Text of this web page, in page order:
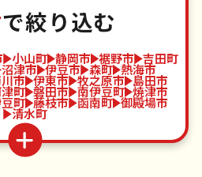
で絞り込む
小山町 静岡市 裾野市 吉田町
沼津市 伊豆市 森町 熱海市
市 伊東市 牧之原市 島田市
町 磐田市 南伊豆町 焼津市
町 藤枝市 函南町 御殿場市
清水町